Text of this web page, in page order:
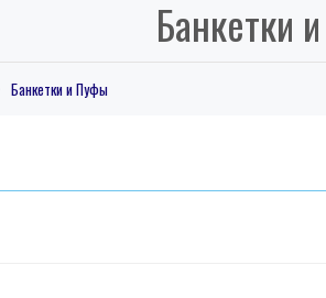
Банкетки
Банкетки и Пуфы